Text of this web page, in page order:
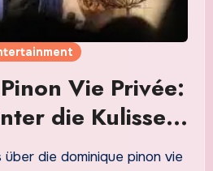
Vie Privée:
die Kulissen
die dominique pinon vie